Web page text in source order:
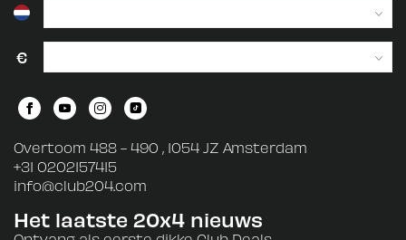
€
Overtoom 488 - 490 , 1054 JZ Amsterdam
+31 0202157415
info@club204.com
Het laatste 20x4 nieuws